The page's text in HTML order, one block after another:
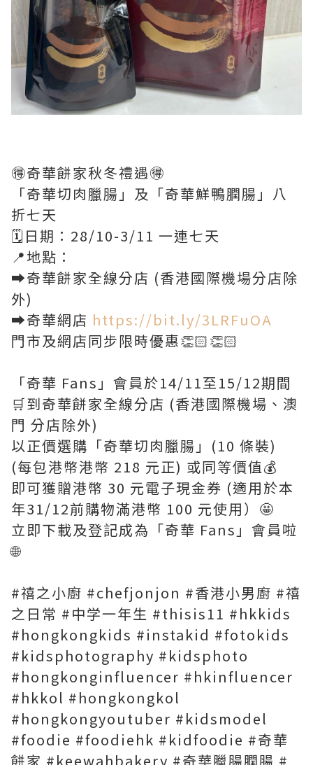
🉐奇華餅家秋冬禮遇🉐
「奇華切肉臘腸」及「奇華鮮鴨膶腸」八
折七天
🗓️日期：28/10-3/11 一連七天
📍地點：
➡️奇華餅家全線分店 (香港國際機場分店除
外)
➡️奇華網店 https://bit.ly/3LRFuOA
門市及網店同步限時優惠👏🏻👏🏻
「奇華 Fans」會員於14/11至15/12期間
🛒到奇華餅家全線分店 (香港國際機場、澳
門 分店除外)
以正價選購「奇華切肉臘腸」(10 條裝)
(每包港幣港幣 218 元正) 或同等價值💰
即可獲贈港幣 30 元電子現金券 (適用於本
年31/12前購物滿港幣 100 元使用）🤩
立即下載及登記成為「奇華 Fans」會員啦
🌐
#禧之小廚 #chefjonjon #香港小男廚 #禧
之日常 #中学一年生 #thisis11 #hkkids
#hongkongkids #instakid #fotokids
#kidsphotography #kidsphoto
#hongkonginfluencer #hkinfluencer
#hkkol #hongkongkol
#hongkongyoutuber #kidsmodel
#foodie #foodiehk #kidfoodie #奇華
餅家 #keewahbakery #奇華臘腸膶腸 #